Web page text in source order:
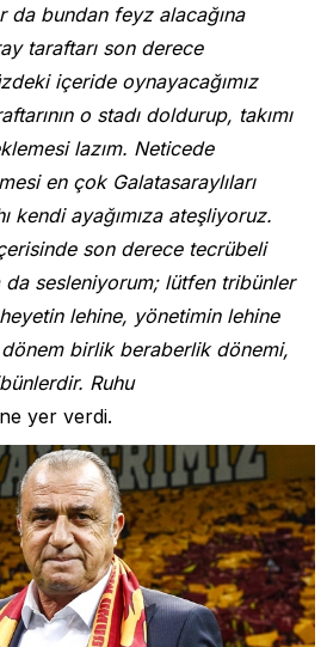
da bundan feyz alacağına
taraftarı son derece
içeride oynayacağımız
o stadı doldurup, takımı
lazım. Neticede
en çok Galatasaraylıları
kendi ayağımıza ateşliyoruz.
son derece tecrübeli
sesleniyorum; lütfen tribünler
lehine, yönetimin lehine
dönem birlik beraberlik dönemi,
Ruhu
yer verdi.